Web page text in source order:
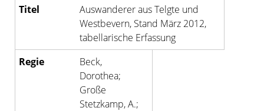
Auswanderer aus Telgte und
Westbevern, Stand März 2012,
tabellarische Erfassung
Beck,
Dorothea;
Große
Stetzkamp, A.;